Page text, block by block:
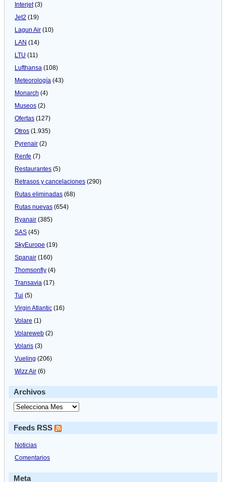
Interjet(3)
Jet2 (19)
Lagun Air (10)
LAN (14)
LTU (11)
Lufthansa (108)
Meteorologí­a (43)
Monarch (4)
Museos (2)
Ofertas (127)
Otros (1.935)
Pyrenair (2)
Renfe (7)
Restaurantes (5)
Retrasos y cancelaciones (290)
Rutas eliminadas (68)
Rutas nuevas (654)
Ryanair (385)
SAS (45)
SkyEurope (19)
Spanair (160)
Thomsonfly (4)
Transavia (17)
Tui (5)
Virgin Atlantic (16)
Volare (1)
Volareweb (2)
Volaris (3)
Vueling (206)
Wizz Air (6)
Archivos
Feeds RSS
Noticias
Comentarios
Meta